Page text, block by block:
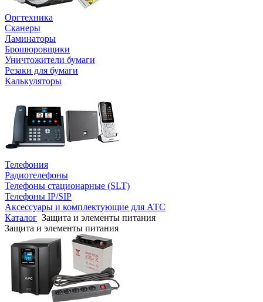
Оргтехника
Сканеры
Ламинаторы
Брошюровщики
Уничтожители бумаги
Резаки для бумаги
Калькуляторы
Телефония
Радиотелефоны
Телефоны стационарные (SLT)
Телефоны IP/SIP
Аксессуары и комплектующие для АТС
Каталог Защита и элементы питания
Защита и элементы питания